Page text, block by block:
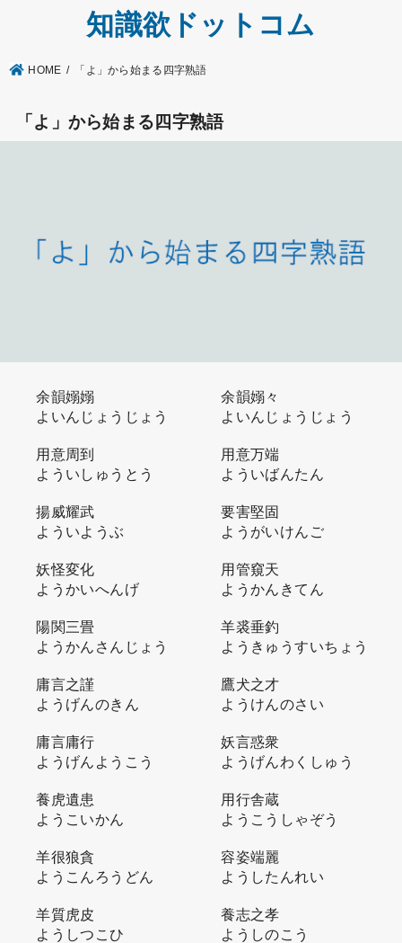
知識欲ドットコム
HOME 「よ」から始まる四字熟語
「よ」から始まる四字熟語
余韻嫋嫋
よいんじょうじょう
余韻嫋々
よいんじょうじょう
用意周到
よういしゅうとう
用意万端
よういばんたん
揚威耀武
よういようぶ
要害堅固
ようがいけんご
妖怪変化
ようかいへんげ
用管窺天
ようかんきてん
陽関三畳
ようかんさんじょう
羊裘垂釣
ようきゅうすいちょう
庸言之謹
ようげんのきん
鷹犬之才
ようけんのさい
庸言庸行
ようげんようこう
妖言惑衆
ようげんわくしゅう
養虎遺患
ようこいかん
用行舎蔵
ようこうしゃぞう
羊很狼貪
ようこんろうどん
容姿端麗
ようしたんれい
羊質虎皮
ようしつこひ
養志之孝
ようしのこう